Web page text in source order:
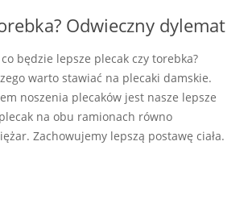
Odwieczny dylemat
będzie lepsze plecak czy torebka?
warto stawiać na plecaki damskie.
noszenia plecaków jest nasze lepsze
na obu ramionach równo
Zachowujemy lepszą postawę ciała.